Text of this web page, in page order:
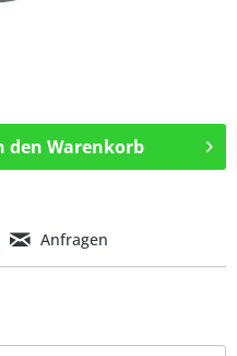
den Warenkorb
Anfragen